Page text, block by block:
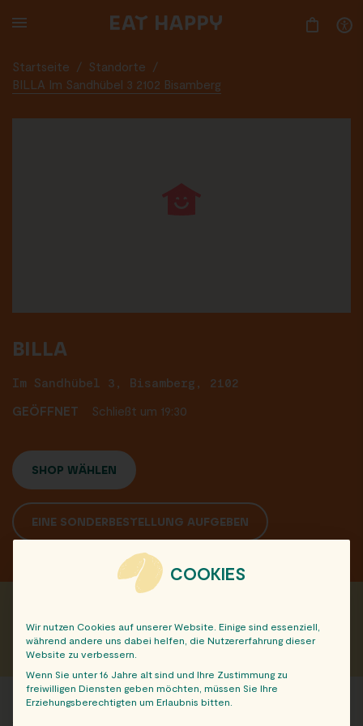
TO
Startseite / Standorte
/
BILLA Im Sandhübel 3 2102 Bisamberg
BILLA
Im Sandhübel 3, Bisamberg, 2102
GEÖFFNET
Schließt um 19:30
SHOP WÄHLEN
EINE SONDERBESTELLUNG AUFGEBEN
COOKIES
Wir nutzen Cookies auf unserer Website. Einige sind essenziell,
während andere uns dabei helfen, die Nutzererfahrung dieser
Website zu verbessern.
Wenn Sie unter 16 Jahre alt sind und Ihre Zustimmung zu
freiwilligen Diensten geben möchten, müssen Sie Ihre
Erziehungsberechtigten um Erlaubnis bitten.